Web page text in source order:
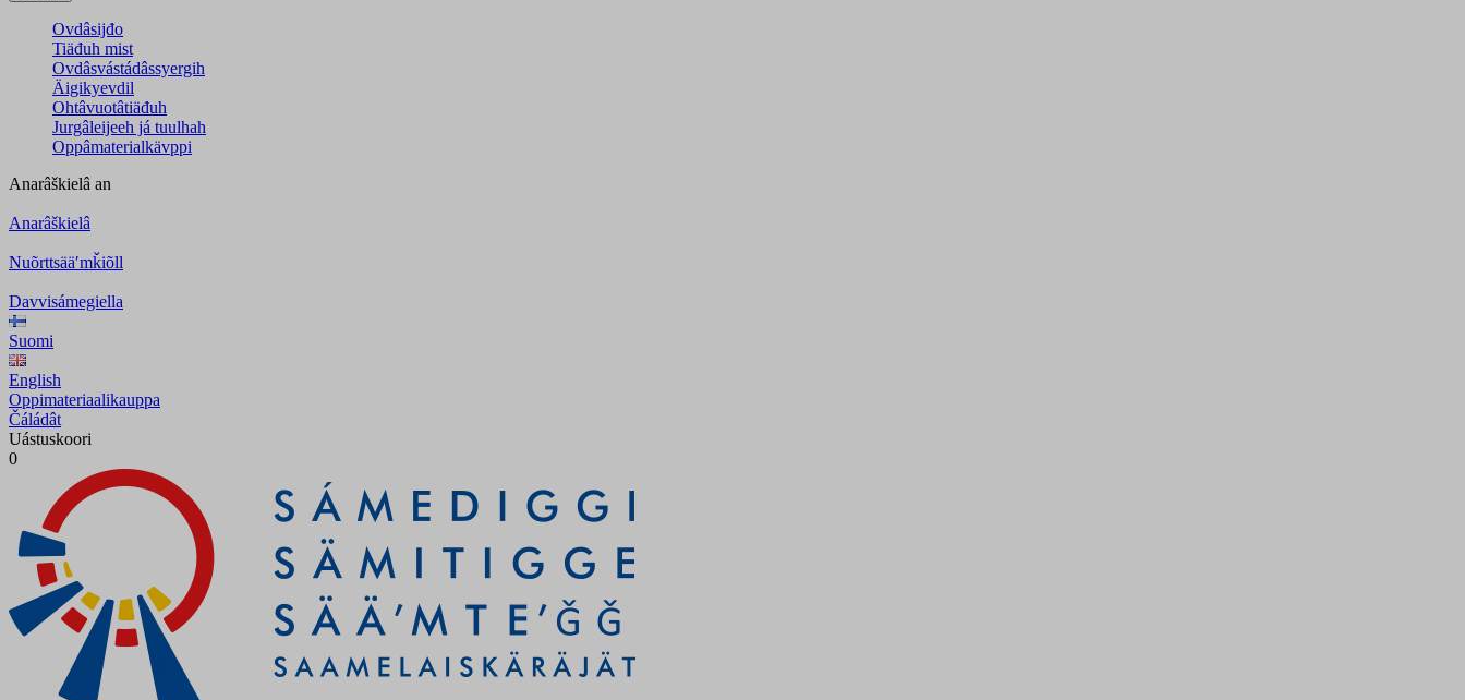
Ovdâsijđo
Tiäđuh mist
Ovdâsvástádâssyergih
Äigikyevdil
Ohtâvuotâtiäđuh
Jurgâleijeeh já tuulhah
Oppâmaterialkävppi
Anarâškielâ an
Anarâškielâ
Nuõrttsääʹmǩiõll
Davvisámegiella
Suomi
English
Oppimateriaalikauppa
Čáládât
Uástuskoori
0